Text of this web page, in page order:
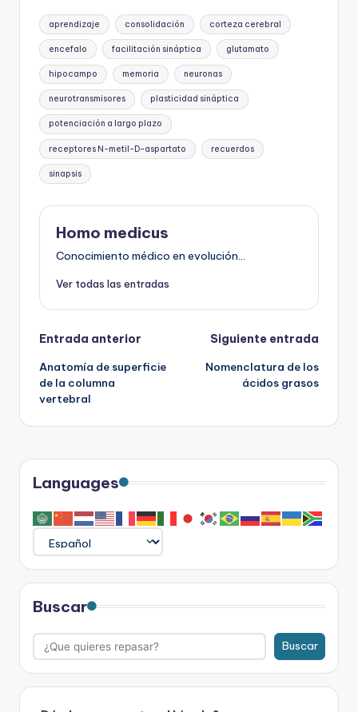
Etiquetas:
aprendizaje consolidación corteza cerebral
encefalo facilitación sináptica glutamato
hipocampo memoria neuronas
neurotransmisores plasticidad sináptica
potenciación a largo plazo
receptores N-metil-D-aspartato recuerdos
sinapsis
Homo medicus
Conocimiento médico en evolución...
Ver todas las entradas
Navegación
de
entradas
Entrada anterior
Anatomía de superficie
de la columna
vertebral
Siguiente entrada
Nomenclatura de los
ácidos grasos
Languages
Buscar
Buscar